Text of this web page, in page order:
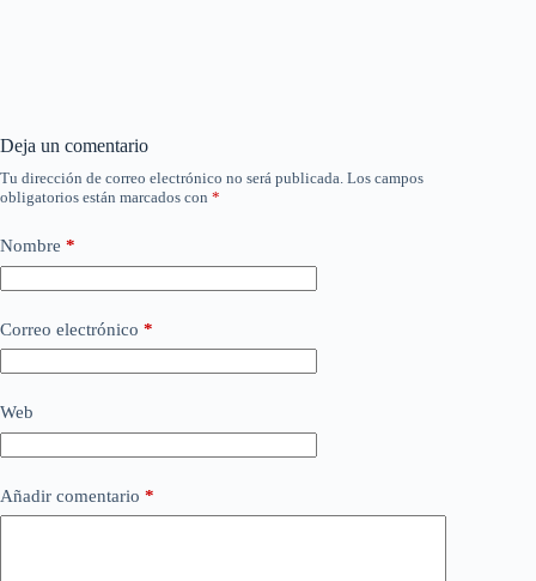
Deja un comentario
Tu dirección de correo electrónico no será publicada. Los campos
obligatorios están marcados con *
Nombre *
Correo electrónico *
Web
Añadir comentario *